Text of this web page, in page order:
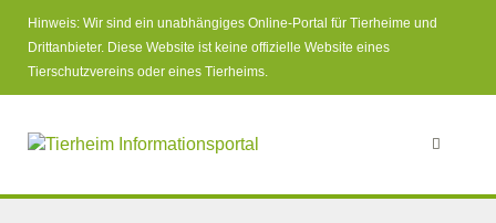
Hinweis: Wir sind ein unabhängiges Online-Portal für Tierheime und
Drittanbieter. Diese Website ist keine offizielle Website eines
Tierschutzvereins oder eines Tierheims.